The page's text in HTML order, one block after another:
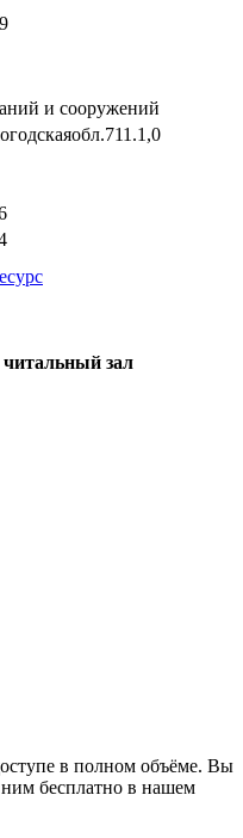
и сооружений
зал
в полном объёме. Вы
ним бесплатно в нашем